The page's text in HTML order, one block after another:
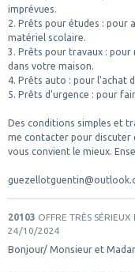
imprévues.
2. Prêts pour études : pour
matériel scolaire.
3. Prêts pour travaux :
dans votre maison.
4. Prêts auto : pour l'achat
5. Prêts d'urgence : pour
Des conditions simples et
me contacter pour
vous convient le mieux.
20103 OFFRE TRÈS
24/10/2024
Bonjour/ Monsieur et